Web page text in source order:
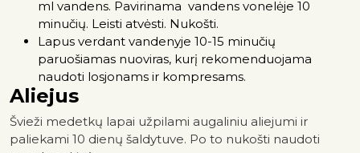
ml vandens. Pavirinama vandens vonelėje 10
minučių. Leisti atvėsti. Nukošti.
Lapus verdant vandenyje 10-15 minučių
paruošiamas nuoviras, kurį rekomenduojama
naudoti losjonams ir kompresams.
Aliejus
Švieži medetkų lapai užpilami augaliniu aliejumi ir
paliekami 10 dienų šaldytuve. Po to nukošti naudoti